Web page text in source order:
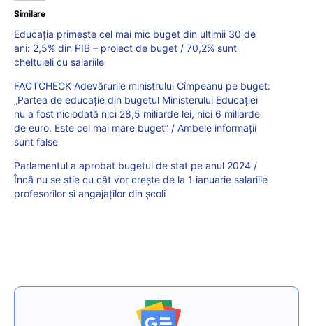
Similare
Educația primește cel mai mic buget din ultimii 30 de
ani: 2,5% din PIB – proiect de buget / 70,2% sunt
cheltuieli cu salariile
FACTCHECK Adevărurile ministrului Cîmpeanu pe buget:
„Partea de educație din bugetul Ministerului Educației
nu a fost niciodată nici 28,5 miliarde lei, nici 6 miliarde
de euro. Este cel mai mare buget” / Ambele informații
sunt false
Parlamentul a aprobat bugetul de stat pe anul 2024 /
Încă nu se știe cu cât vor crește de la 1 ianuarie salariile
profesorilor și angajaților din școli